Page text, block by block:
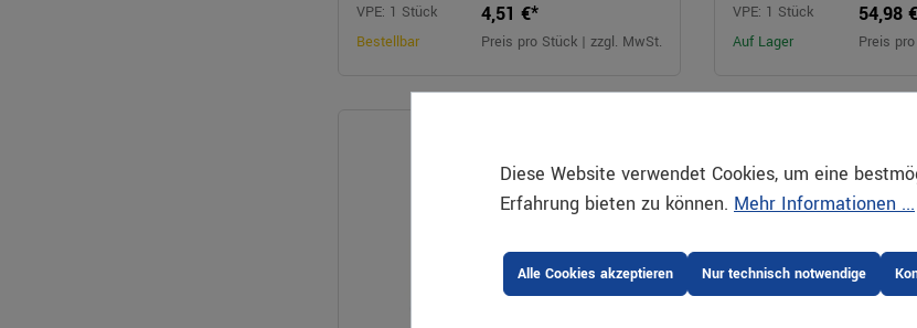
VPE: 1 Stück
Bestellbar
4,51 €*
Preis pro Stück | zzgl. MwSt.
VPE: 1 Stück
Auf Lager
54,98
Preis
Diese Website verwendet Cookies, um eine
Erfahrung bieten zu können. Mehr Informationen ...
Nur technisch notwendige
Alle Cookies akzeptieren